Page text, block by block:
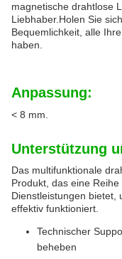
magnetische drahtlose
Liebhaber.Holen Sie
Bequemlichkeit, alle
haben.
Anpassung:
< 8 mm.
Unterstützung
Das multifunktionale
Produkt, das eine
Dienstleistungen bietet,
effektiv funktioniert.
Technischer
beheben